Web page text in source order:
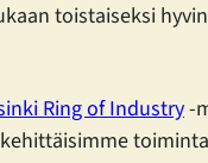
toistaiseksi
Ring of Industry-